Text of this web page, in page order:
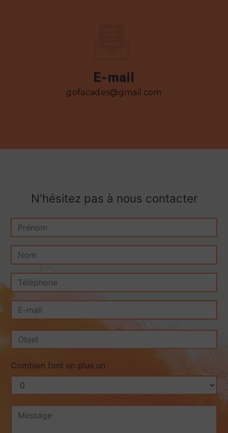
E-mail
gofacades@gmail.com
N'hésitez pas à nous contacter
Combien font un plus un